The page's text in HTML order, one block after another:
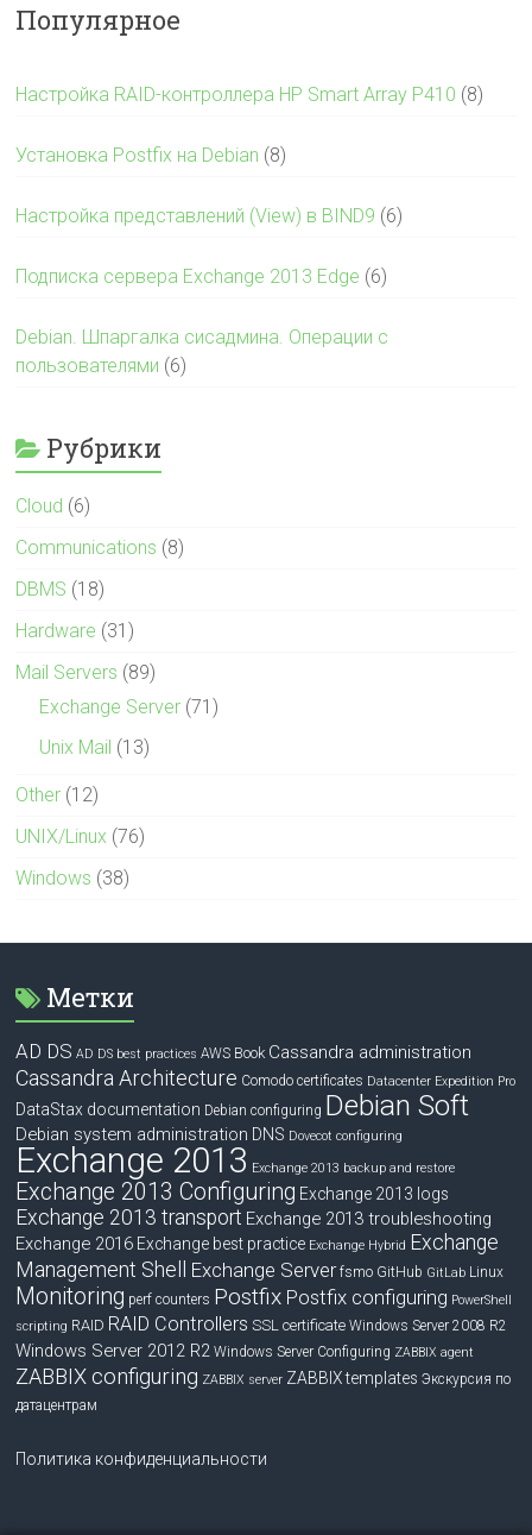
Популярное
Настройка RAID-контроллера HP Smart Array P410 (8)
Установка Postfix на Debian (8)
Настройка представлений (View) в BIND9 (6)
Подписка сервера Exchange 2013 Edge (6)
Debian. Шпаргалка сисадмина. Операции с
пользователями (6)
Рубрики
Cloud (6)
Communications (8)
DBMS (18)
Hardware (31)
Mail Servers (89)
Exchange Server (71)
Unix Mail (13)
Other (12)
UNIX/Linux (76)
Windows (38)
Метки
AD DS AD DS best practices AWS Book Cassandra administration
Cassandra Architecture Comodo certificates Datacenter Expedition Pro
DataStax documentation Debian configuring Debian Soft
Debian system administration DNS Dovecot configuring
Exchange 2013 Exchange 2013 backup and restore
Exchange 2013 Configuring Exchange 2013 logs
Exchange 2013 transport Exchange 2013 troubleshooting
Exchange 2016 Exchange best practice Exchange Hybrid Exchange
Management Shell
Exchange Server fsmo GitHub GitLab Linux
Monitoring perf counters Postfix Postfix configuring PowerShell
scripting RAID RAID Controllers SSL certificate Windows Server 2008 R2
Windows Server 2012 R2 Windows Server Configuring ZABBIX agent
ZABBIX configuring ZABBIX server ZABBIX templates Экскурсия по
датацентрам
Политика конфиденциальности